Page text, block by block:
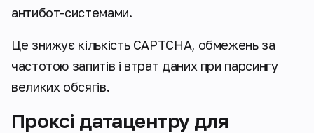
антибот-системами.
Це знижує кількість CAPTCHA, обмежень за
частотою запитів і втрат даних при парсингу
великих обсягів.
Проксі датацентру для